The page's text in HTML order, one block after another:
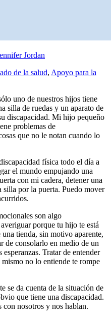
Jordan
de la salud, Apoyo para la
uno de nuestros hijos tiene
silla de ruedas y un aparato de
discapacidad. Mi hijo pequeño
problemas de
que no le notan cuando lo
física todo el día a
el mundo empujando una
con mi cadera, detener una
por la puerta. Puedo mover
son algo
porque tu hijo te está
tienda, sin motivo aparente,
de consolarlo en medio de un
Tratar de entender
no lo entiende te rompe
se da cuenta de la situación de
que tiene una discapacidad.
con nosotros y nos hablan.